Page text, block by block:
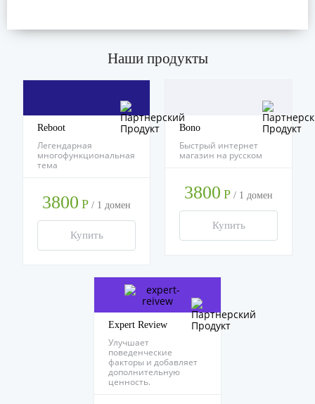
Наши продукты
Reboot
Легендарная
многофункциональная
тема
3800 Р / 1 домен
Купить
Bono
Быстрый интернет
магазин на русском
3800 Р / 1 домен
Купить
Expert Review
Улучшает
поведенческие
факторы и добавляет
дополнительную
ценность.